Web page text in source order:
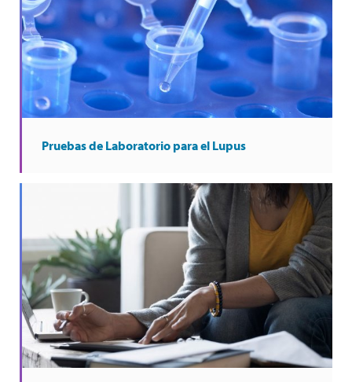
Pruebas de Laboratorio para el Lupus